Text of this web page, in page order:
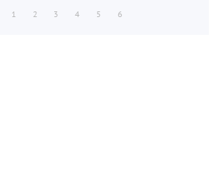
1 2 3 4 5 6